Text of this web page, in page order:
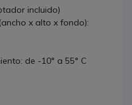
incluido)
x alto x fondo):
de -10° a 55° C